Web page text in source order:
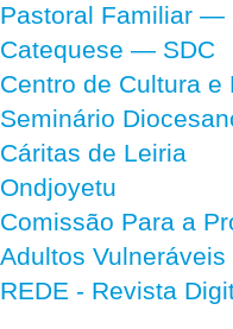
Pastoral Familiar —
Catequese — SDC
Centro de Cultura
Seminário
Cáritas de Leiria
Ondjoyetu
Comissão Para a
Adultos
REDE - Revista